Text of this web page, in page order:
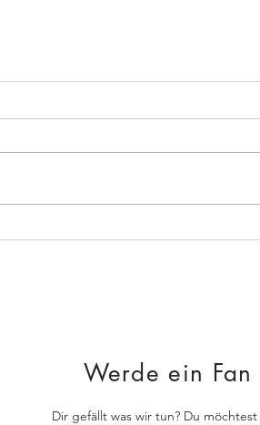
Werde ein Fan
Dir gefällt was wir tun? Du